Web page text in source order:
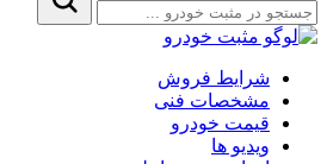
شرایط فروش
مشخصات فنی
قیمت خودرو
ویدیو ها